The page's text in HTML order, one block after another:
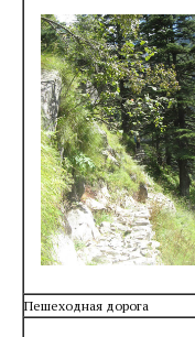
Пешеходная дорога